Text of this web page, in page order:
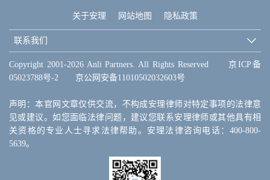
关于安理 网站地图 隐私政策
联系我们
Copyright 2001-2026 Anli Partners. All Rights Reserved 京ICP备
05023788号-2 京公网安备11010502032603号
声明：本官网文章仅供交流，不构成安理律师对特定事项的法律意
见或建议。如您面临法律问题，建议您联系安理律师或其他具有相
关资格的专业人士寻求法律帮助。安理法律咨询电话：400-800-
5639。